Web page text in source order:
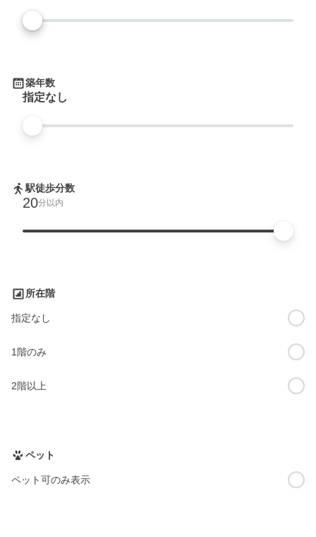
築年数
指定なし
駅徒歩分数
20分以内
所在階
指定なし
1階のみ
2階以上
ペット
ペット可のみ表示